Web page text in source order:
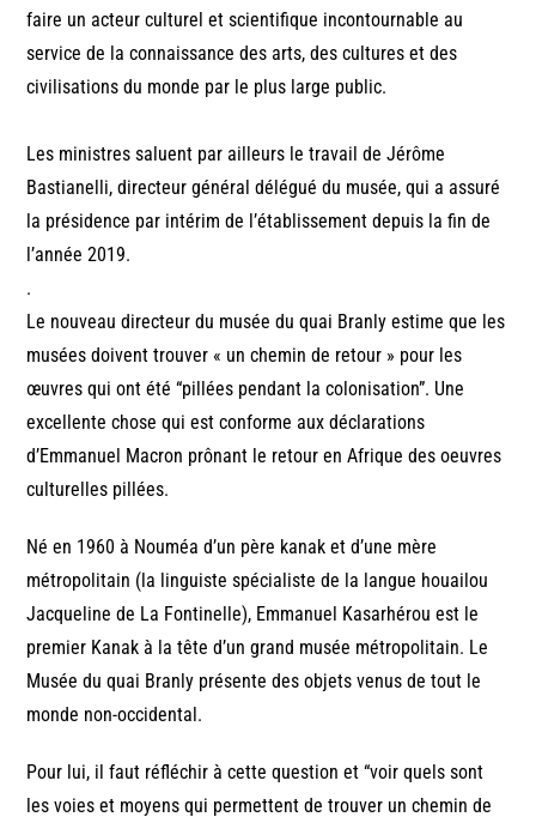
faire un acteur culturel et scientifique incontournable au
service de la connaissance des arts, des cultures et des
civilisations du monde par le plus large public.
Les ministres saluent par ailleurs le travail de Jérôme
Bastianelli, directeur général délégué du musée, qui a assuré
la présidence par intérim de l’établissement depuis la fin de
l’année 2019.
.
Le nouveau directeur du musée du quai Branly estime que les
musées doivent trouver « un chemin de retour » pour les
œuvres qui ont été “pillées pendant la colonisation”. Une
excellente chose qui est conforme aux déclarations
d’Emmanuel Macron prônant le retour en Afrique des oeuvres
culturelles pillées.
Né en 1960 à Nouméa d’un père kanak et d’une mère
métropolitain (la linguiste spécialiste de la langue houailou
Jacqueline de La Fontinelle), Emmanuel Kasarhérou est le
premier Kanak à la tête d’un grand musée métropolitain. Le
Musée du quai Branly présente des objets venus de tout le
monde non-occidental.
Pour lui, il faut réfléchir à cette question et “voir quels sont
les voies et moyens qui permettent de trouver un chemin de